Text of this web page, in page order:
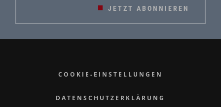
JETZT ABONNIEREN
COOKIE-EINSTELLUNGEN
DATENSCHUTZERKLÄRUNG